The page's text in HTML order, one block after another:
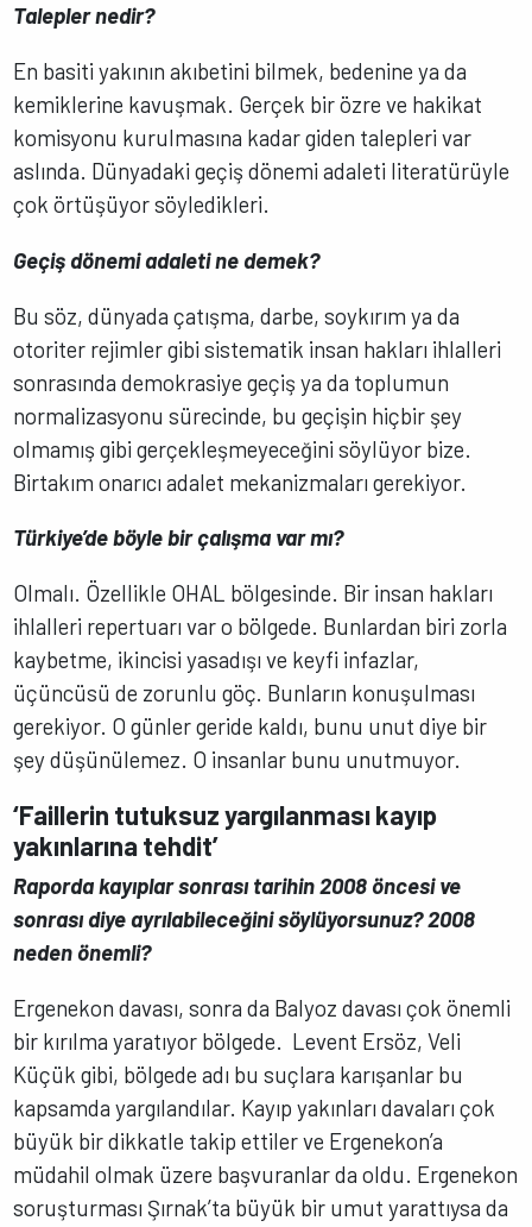
Talepler nedir?
En basiti yakının akıbetini bilmek, bedenine ya da
kemiklerine kavuşmak. Gerçek bir özre ve hakikat
komisyonu kurulmasına kadar giden talepleri var
aslında. Dünyadaki geçiş dönemi adaleti literatürüyle
çok örtüşüyor söyledikleri.
Geçiş dönemi adaleti ne demek?
Bu söz, dünyada çatışma, darbe, soykırım ya da
otoriter rejimler gibi sistematik insan hakları ihlalleri
sonrasında demokrasiye geçiş ya da toplumun
normalizasyonu sürecinde, bu geçişin hiçbir şey
olmamış gibi gerçekleşmeyeceğini söylüyor bize.
Birtakım onarıcı adalet mekanizmaları gerekiyor.
Türkiye’de böyle bir çalışma var mı?
Olmalı. Özellikle OHAL bölgesinde. Bir insan hakları
ihlalleri repertuarı var o bölgede. Bunlardan biri zorla
kaybetme, ikincisi yasadışı ve keyfi infazlar,
üçüncüsü de zorunlu göç. Bunların konuşulması
gerekiyor. O günler geride kaldı, bunu unut diye bir
şey düşünülemez. O insanlar bunu unutmuyor.
‘Faillerin tutuksuz yargılanması kayıp
yakınlarına tehdit’
Raporda kayıplar sonrası tarihin 2008 öncesi ve
sonrası diye ayrılabileceğini söylüyorsunuz? 2008
neden önemli?
Ergenekon davası, sonra da Balyoz davası çok önemli
bir kırılma yaratıyor bölgede. Levent Ersöz, Veli
Küçük gibi, bölgede adı bu suçlara karışanlar bu
kapsamda yargılandılar. Kayıp yakınları davaları çok
büyük bir dikkatle takip ettiler ve Ergenekon’a
müdahil olmak üzere başvuranlar da oldu. Ergenekon
soruşturması Şırnak’ta büyük bir umut yarattıysa da